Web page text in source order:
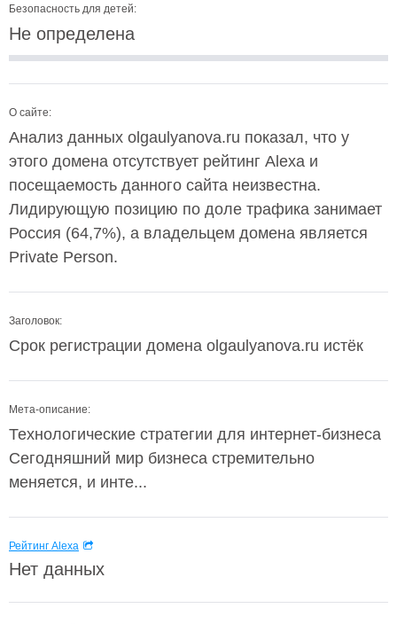
Безопасность для детей:
Не определена
О сайте:
Анализ данных olgaulyanova.ru показал, что у
этого домена отсутствует рейтинг Alexa и
посещаемость данного сайта неизвестна.
Лидирующую позицию по доле трафика занимает
Россия (64,7%), а владельцем домена является
Private Person.
Заголовок:
Срок регистрации домена olgaulyanova.ru истёк
Мета-описание:
Технологические стратегии для интернет-бизнеса
Сегодняшний мир бизнеса стремительно
меняется, и инте...
Рейтинг Alexa
Нет данных